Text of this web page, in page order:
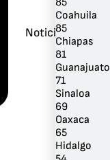
Noticias
Coahuila
85
Chiapas
81
Guanajuato
71
Sinaloa
69
Oaxaca
65
Hidalgo